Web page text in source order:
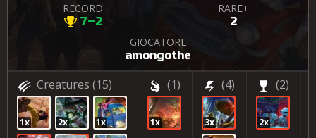
RECORD
7–2
RARE+
2
GIOCATORE
amongothe
Creatures (15)
1x 2x 1x
(1)
1x
(4)
3x
(2)
2x